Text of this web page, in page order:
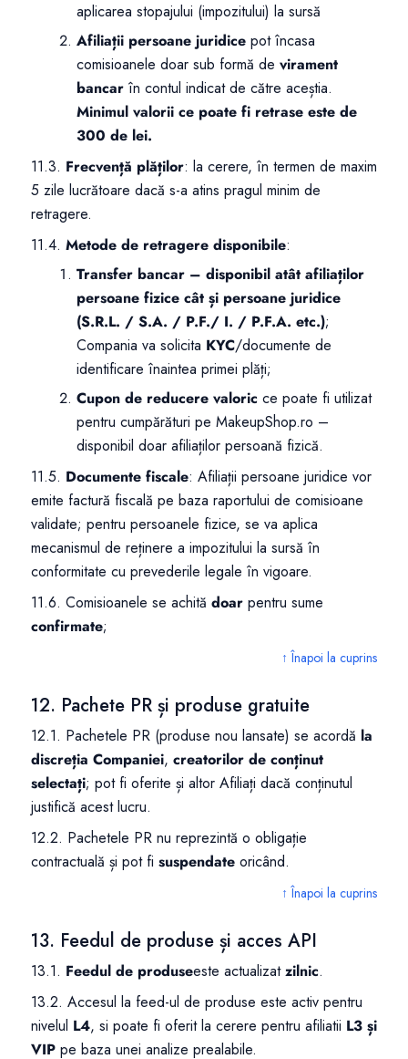
aplicarea stopajului (impozitului) la sursă
Afiliații persoane juridice pot încasa
comisioanele doar sub formă de virament
bancar în contul indicat de către aceștia.
Minimul valorii ce poate fi retrase este de
300 de lei.
11.3. Frecvență plăților: la cerere, în termen de maxim
5 zile lucrătoare dacă s-a atins pragul minim de
retragere.
11.4. Metode de retragere disponibile:
Transfer bancar – disponibil atât afiliaților
persoane fizice cât și persoane juridice
(S.R.L. / S.A. / P.F./ I. / P.F.A. etc.);
Compania va solicita KYC/documente de
identificare înaintea primei plăți;
Cupon de reducere valoric ce poate fi utilizat
pentru cumpărături pe MakeupShop.ro –
disponibil doar afiliaților persoană fizică.
11.5. Documente fiscale: Afiliații persoane juridice vor
emite factură fiscală pe baza raportului de comisioane
validate; pentru persoanele fizice, se va aplica
mecanismul de reținere a impozitului la sursă în
conformitate cu prevederile legale în vigoare.
11.6. Comisioanele se achită doar pentru sume
confirmate;
↑ Înapoi la cuprins
12. Pachete PR și produse gratuite
12.1. Pachetele PR (produse nou lansate) se acordă la
discreția Companiei, creatorilor de conținut
selectați; pot fi oferite și altor Afiliați dacă conținutul
justifică acest lucru.
12.2. Pachetele PR nu reprezintă o obligație
contractuală și pot fi suspendate oricând.
↑ Înapoi la cuprins
13. Feedul de produse și acces API
13.1. Feedul de produseeste actualizatzilnic.
13.2. Accesul la feed-ul de produse este activ pentru
nivelul L4, si poate fi oferit la cerere pentru afiliatii L3 și
VIP pe baza unei analize prealabile.